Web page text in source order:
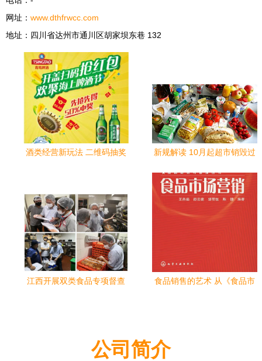
小规模商户
的新风险将
全面落地，
许多满怀布
局速销生意
与存量控制
的致经营者
亦遭“极刑
式”索偿。”,
网址： www.dthfrwcc.com
地址：四川省达州市通川区胡家坝东巷 132
酒类经营新玩法 二维码抽奖
新规解读 10月起超市销毁过
收紧
江西开展双类食品专项督查
食品销售的艺术 从《食品市
公司简介